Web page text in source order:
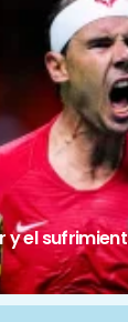
y el